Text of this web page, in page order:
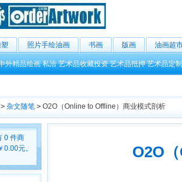
照片手绘油画 书画 版画 油画超
外精品绘画 私洽 艺术品收藏投资 艺术品抵押 艺术品定制
> 杂文随笔 > O2O（Online to Offline）商业模式剖析
0 件商
0.00元。
O2O